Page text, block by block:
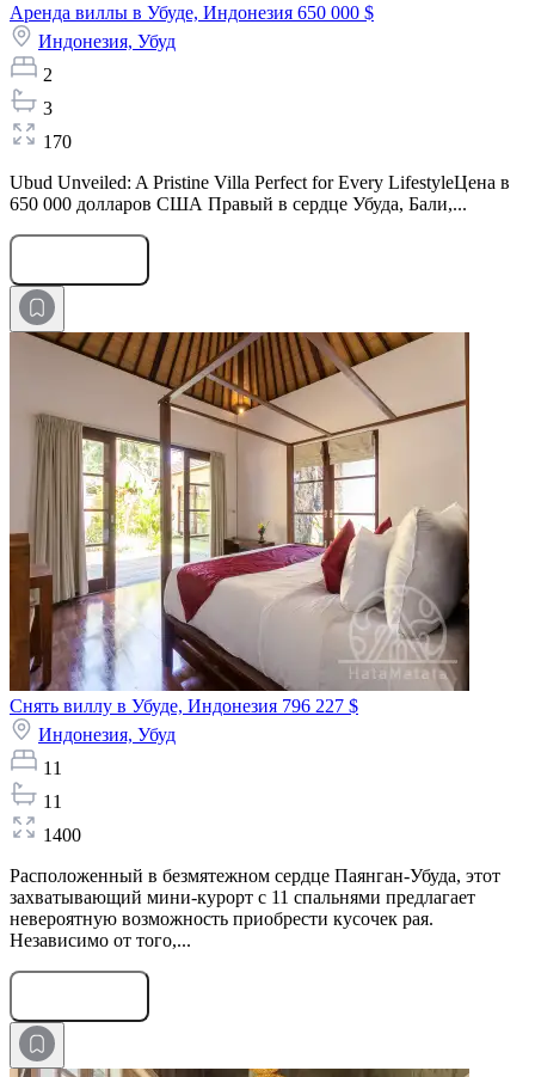
Аренда виллы в Убуде, Индонезия 650 000 $
Индонезия, Убуд
2
3
170
Ubud Unveiled: A Pristine Villa Perfect for Every LifestyleЦена в
650 000 долларов США Правый в сердце Убуда, Бали,...
Снять виллу в Убуде, Индонезия 796 227 $
Индонезия, Убуд
11
11
1400
Расположенный в безмятежном сердце Паянган-Убуда, этот
захватывающий мини-курорт с 11 спальнями предлагает
невероятную возможность приобрести кусочек рая.
Независимо от того,...